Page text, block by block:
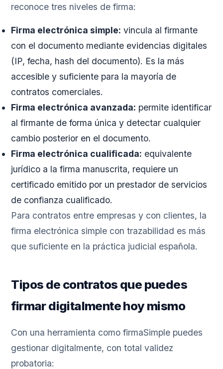
reconoce tres niveles de firma:
Firma electrónica simple: vincula al firmante
con el documento mediante evidencias digitales
(IP, fecha, hash del documento). Es la más
accesible y suficiente para la mayoría de
contratos comerciales.
Firma electrónica avanzada: permite identificar
al firmante de forma única y detectar cualquier
cambio posterior en el documento.
Firma electrónica cualificada: equivalente
jurídico a la firma manuscrita, requiere un
certificado emitido por un prestador de servicios
de confianza cualificado.
Para contratos entre empresas y con clientes, la
firma electrónica simple con trazabilidad es más
que suficiente en la práctica judicial española.
Tipos de contratos que puedes
firmar digitalmente hoy mismo
Con una herramienta como firmaSimple puedes
gestionar digitalmente, con total validez
probatoria: